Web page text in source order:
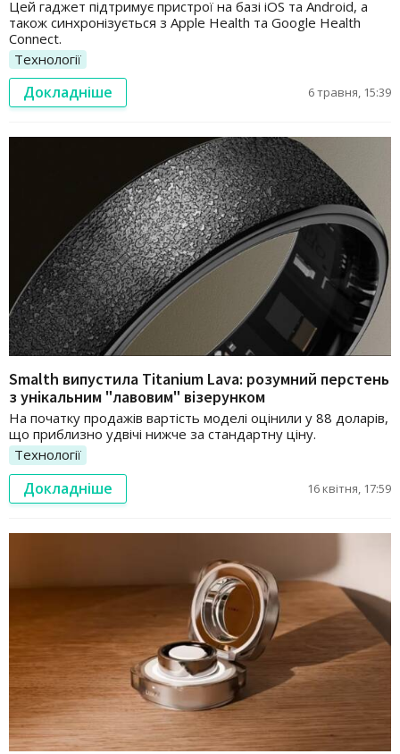
Цей гаджет підтримує пристрої на базі iOS та Android, а
також синхронізується з Apple Health та Google Health
Connect.
Технології
Докладніше 6 травня, 15:39
Smalth випустила Titanium Lava: розумний перстень
з унікальним "лавовим" візерунком
На початку продажів вартість моделі оцінили у 88 доларів,
що приблизно удвічі нижче за стандартну ціну.
Технології
Докладніше 16 квітня, 17:59